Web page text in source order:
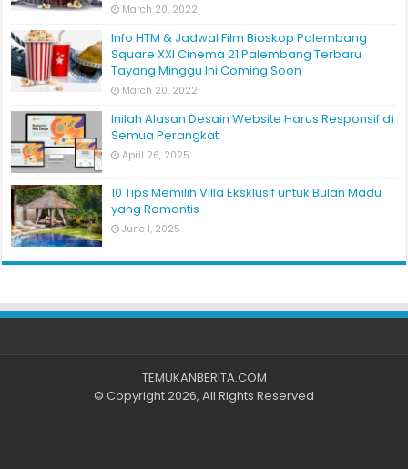
March 20, 2022
Info HTM & Jadwal Film Bioskop Palembang
Square XXI Cinema 21 Palembang Terbaru
Tayang Minggu Ini Coming Soon
March 20, 2022
Inilah Alasan Desain Website Harus Responsif di
Semua Perangkat
April 26, 2025
10 Tips Memilih Villa Eksklusif untuk Bulan Madu
yang Romantis
June 1, 2025
TEMUKANBERITA.COM
© Copyright 2026, All Rights Reserved